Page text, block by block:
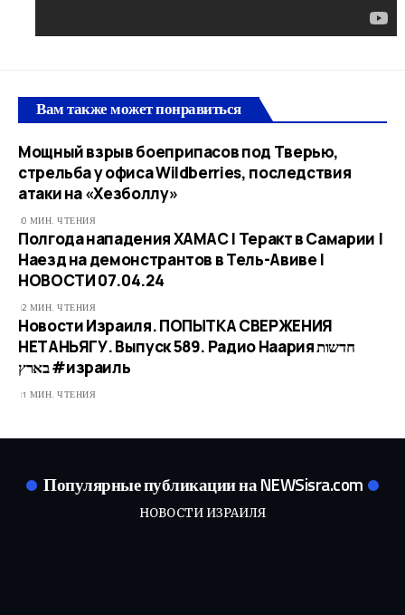
Вам также может понравиться
Мощный взрыв боеприпасов под Тверью,
стрельба у офиса Wildberries, последствия
атаки на «Хезболлу»
0 МИН. ЧТЕНИЯ
Полгода нападения ХАМАС | Теракт в Самарии |
Наезд на демонстрантов в Тель-Авиве |
НОВОСТИ 07.04.24
2 МИН. ЧТЕНИЯ
Новости Израиля. ПОПЫТКА СВЕРЖЕНИЯ
НЕТАНЬЯГУ. Выпуск 589. Радио Наария חדשות
בארץ #израиль
1 МИН. ЧТЕНИЯ
Популярные публикации на NEWSisra.com
НОВОСТИ ИЗРАИЛЯ